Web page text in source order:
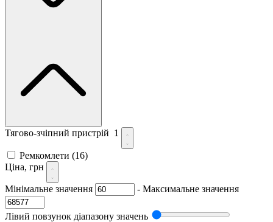
Тягово-зчіпний пристрій 1
Ремкомлети (16)
Ціна, грн
Мінімальне значення - Максимальне значення
Лівий повзунок діапазону значень